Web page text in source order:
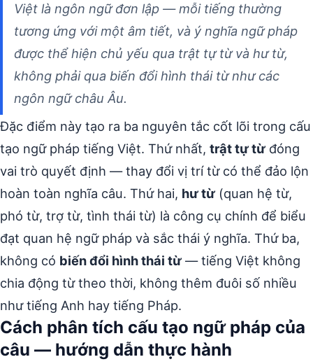
Việt là ngôn ngữ đơn lập — mỗi tiếng thường
tương ứng với một âm tiết, và ý nghĩa ngữ pháp
được thể hiện chủ yếu qua trật tự từ và hư từ,
không phải qua biến đổi hình thái từ như các
ngôn ngữ châu Âu.
Đặc điểm này tạo ra ba nguyên tắc cốt lõi trong cấu
tạo ngữ pháp tiếng Việt. Thứ nhất, trật tự từ đóng
vai trò quyết định — thay đổi vị trí từ có thể đảo lộn
hoàn toàn nghĩa câu. Thứ hai, hư từ (quan hệ từ,
phó từ, trợ từ, tình thái từ) là công cụ chính để biểu
đạt quan hệ ngữ pháp và sắc thái ý nghĩa. Thứ ba,
không có biến đổi hình thái từ — tiếng Việt không
chia động từ theo thời, không thêm đuôi số nhiều
như tiếng Anh hay tiếng Pháp.
Cách phân tích cấu tạo ngữ pháp của
câu — hướng dẫn thực hành